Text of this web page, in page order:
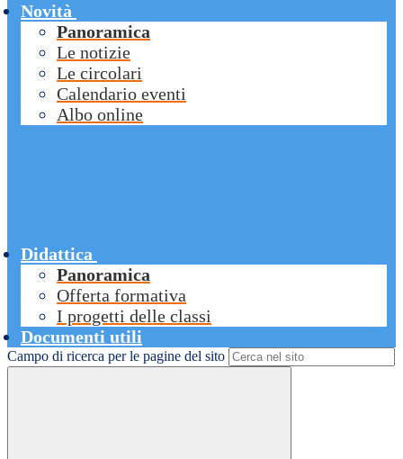
Novità
Panoramica
Le notizie
Le circolari
Calendario eventi
Albo online
Didattica
Panoramica
Offerta formativa
I progetti delle classi
Documenti utili
Campo di ricerca per le pagine del sito